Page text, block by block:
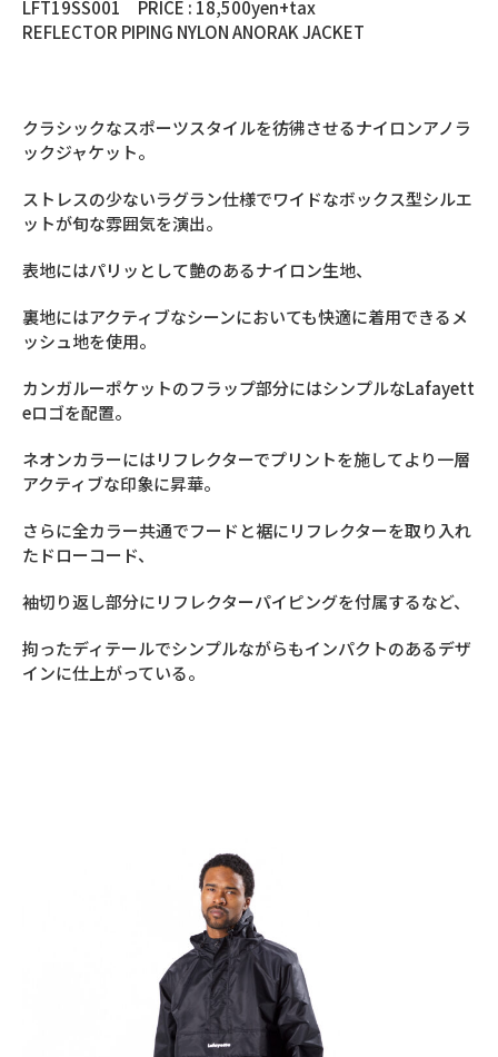
LFT19SS001 PRICE : 18,500yen+tax
REFLECTOR PIPING NYLON ANORAK JACKET
クラシックなスポーツスタイルを彷彿させるナイロンアノラ
ックジャケット。
ストレスの少ないラグラン仕様でワイドなボックス型シルエ
ットが旬な雰囲気を演出。
表地にはパリッとして艶のあるナイロン生地、
裏地にはアクティブなシーンにおいても快適に着用できるメ
ッシュ地を使用。
カンガルーポケットのフラップ部分にはシンプルなLafayett
eロゴを配置。
ネオンカラーにはリフレクターでプリントを施してより一層
アクティブな印象に昇華。
さらに全カラー共通でフードと裾にリフレクターを取り入れ
たドローコード、
袖切り返し部分にリフレクターパイピングを付属するなど、
拘ったディテールでシンプルながらもインパクトのあるデザ
インに仕上がっている。